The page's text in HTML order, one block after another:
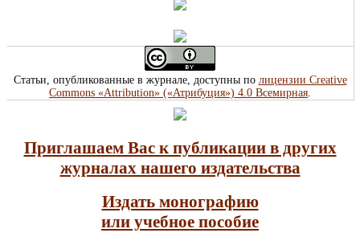
Статьи, опубликованные в журнале, доступны по лицензии Creative
Commons «Attribution» («Атрибуция») 4.0 Всемирная.
Приглашаем Вас к публикации в других
журналах нашего издательства
Издать монографию
или учебное пособие